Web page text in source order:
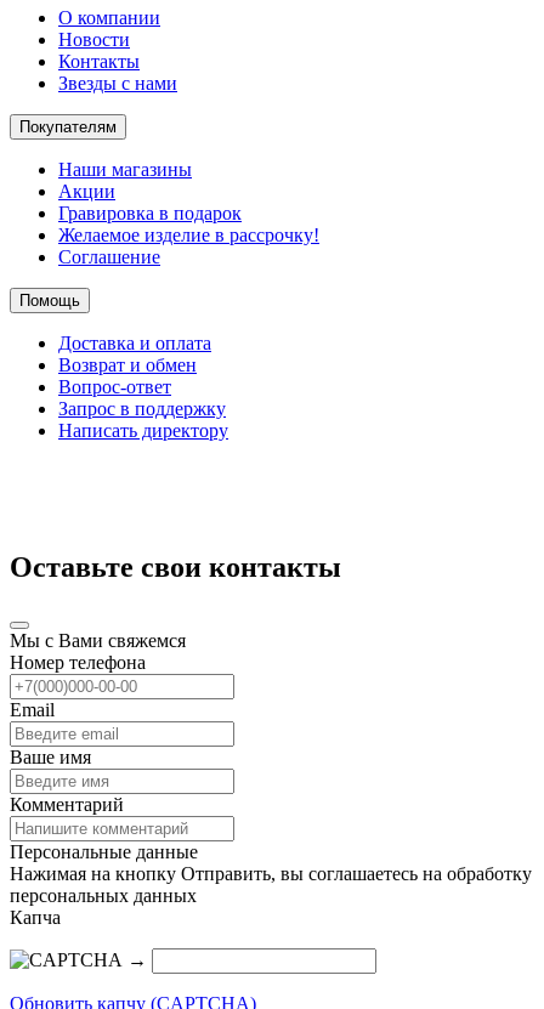
О компании
Новости
Контакты
Звезды с нами
Покупателям
Наши магазины
Акции
Гравировка в подарок
Желаемое изделие в рассрочку!
Соглашение
Помощь
Доставка и оплата
Возврат и обмен
Вопрос-ответ
Запрос в поддержку
Написать директору
Оставьте свои контакты
Мы с Вами свяжемся
Номер телефона
Email
Ваше имя
Комментарий
Персональные данные
Нажимая на кнопку Отправить, вы соглашаетесь на обработку
персональных данных
Капча
→
Обновить капчу (CAPTCHA)